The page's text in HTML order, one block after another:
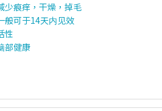
少痕痒，干燥，掉毛
般可于14天内见效
性
部健康